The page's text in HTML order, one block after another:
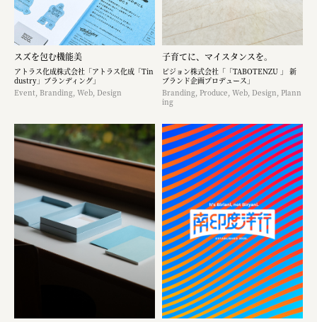
スズを包む機能美
アトラス化成株式会社「アトラス化成「Tin
dustry」ブランディング」
Event, Branding, Web, Design
子育てに、マイスタンスを。
ピジョン株式会社「「TABOTENZU 」 新
ブランド企画プロデュース」
Branding, Produce, Web, Design, Plann
ing